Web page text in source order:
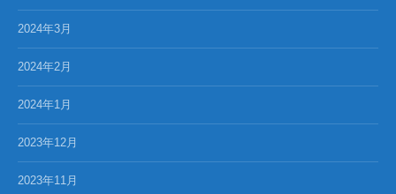
2024年3月
2024年2月
2024年1月
2023年12月
2023年11月